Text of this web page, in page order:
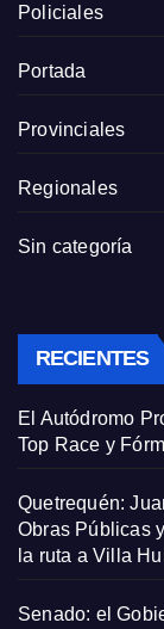
Policiales
Portada
Provinciales
Regionales
Sin categoría
RECIENTES
El Autódromo
Top Race y
Quetrequén:
Obras Públicas
la ruta a Villa
Senado: el